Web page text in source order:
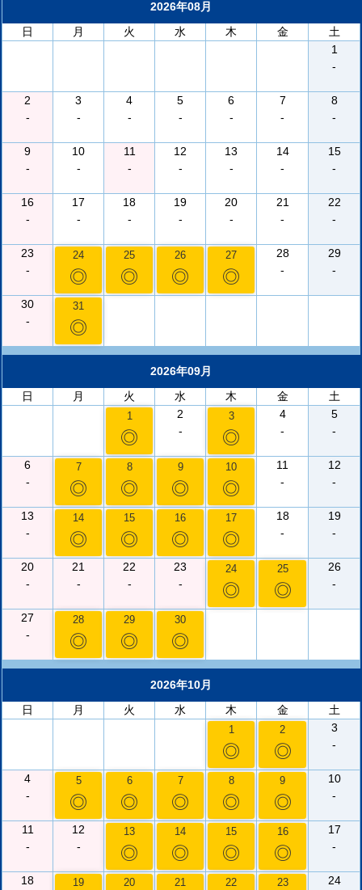
2026年08月
日
月 火 水 木 金
土
1
-
2
-
3
-
4
-
5
-
6
-
7
-
8
-
9
-
10
-
11
-
12
-
13
-
14
-
15
-
16
-
17
-
18
-
19
-
20
-
21
-
22
-
23
-
24
◎
25
◎
26
◎
27
◎
28
-
29
-
30
-
31
◎
2026年09月
日
月 火 水 木 金 土
1
◎
2
-
3
◎
4
-
5
-
6
-
7
◎
8
◎
9
◎
10
◎
11
-
12
-
13
-
14
◎
15
◎
16
◎
17
◎
18
-
19
-
20
-
21
-
22
-
23
-
24
◎
25
◎
26
-
27
-
28
◎
29
◎
30
◎
2026年10月
日
月 火 水 木 金 土
1
◎
2
◎
3
-
4
-
5
◎
6
◎
7
◎
8
◎
9
◎
10
-
11
-
12
-
13
◎
14
◎
15
◎
16
◎
17
-
18
19 20 21 22 23
24